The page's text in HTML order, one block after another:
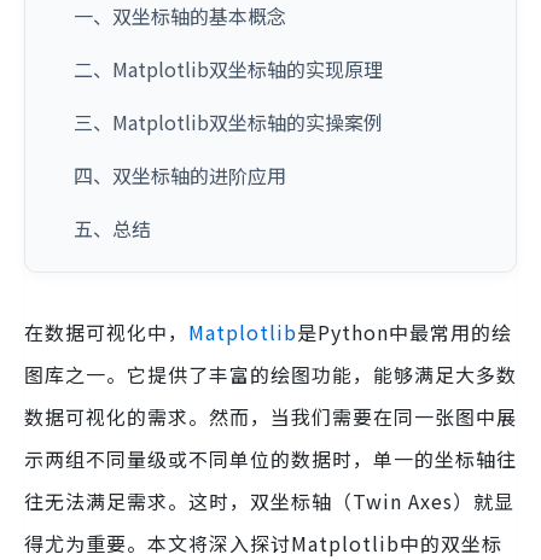
一、双坐标轴的基本概念
二、Matplotlib双坐标轴的实现原理
三、Matplotlib双坐标轴的实操案例
四、双坐标轴的进阶应用
五、总结
在数据可视化中， Matplotlib是Python中最常用的绘
图库之一。它提供了丰富的绘图功能，能够满足大多数
数据可视化的需求。然而，当我们需要在同一张图中展
示两组不同量级或不同单位的数据时，单一的坐标轴往
往无法满足需求。这时，双坐标轴（Twin Axes）就显
得尤为重要。本文将深入探讨Matplotlib中的双坐标